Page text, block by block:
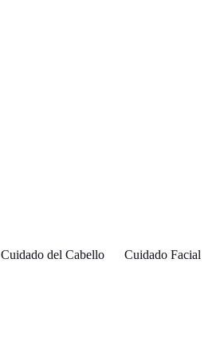
Cuidado del Cabello Cuidado Facial